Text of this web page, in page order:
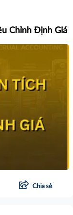
Chỉnh Định Giá
Chia sẻ